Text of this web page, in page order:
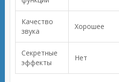
Качество
звука
Хорошее
Секретные
эффекты
Нет